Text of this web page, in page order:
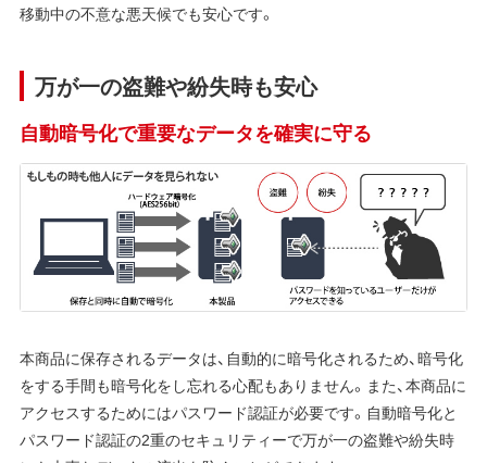
移動中の不意な悪天候でも安心です。
万が一の盗難や紛失時も安心
自動暗号化で重要なデータを確実に守る
本商品に保存されるデータは、自動的に暗号化されるため、暗号化
をする手間も暗号化をし忘れる心配もありません。また、本商品に
アクセスするためにはパスワード認証が必要です。自動暗号化と
パスワード認証の2重のセキュリティーで万が一の盗難や紛失時